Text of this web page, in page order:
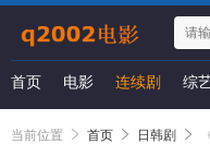
首页 电影 连续剧 综
当前位置 首页 日韩剧